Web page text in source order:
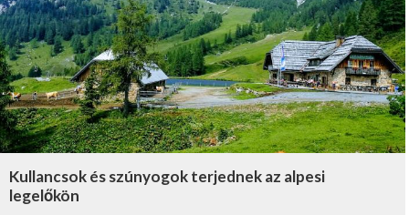
Kullancsok és szúnyogok terjednek az alpesi
legelőkön